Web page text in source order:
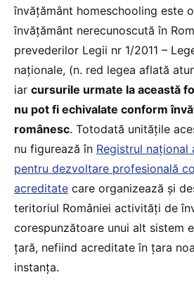
învățământ homeschooling este
învățământ nerecunoscută în
prevederilor Legii nr 1/2011 –
naționale, (n. red legea aflată
iar cursurile urmate la această
nu pot fi echivalate conform
românesc. Totodată unitățile
nu figurează în Registrul naţional
pentru dezvoltare profesională
acreditate care organizează și
teritoriul României activități de
corespunzătoare unui alt sistem
țară, nefiind acreditate în țara
instanța.